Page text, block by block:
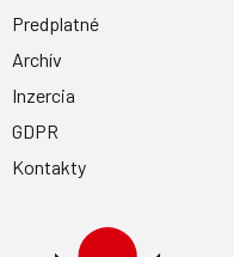
Predplatné
Archív
Inzercia
GDPR
Kontakty